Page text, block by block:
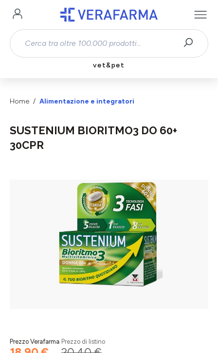
Passa al contenuto principale
vet&pet
Home Alimentazione e integratori
SUSTENIUM BIORITMO3 DO 60+
30CPR
Salta la galleria di immagini
Prezzo Verafarma Prezzo di listino